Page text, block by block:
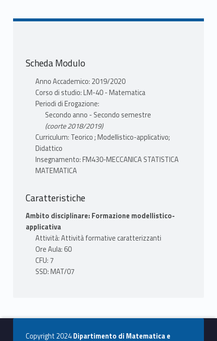
Scheda Modulo
Anno Accademico: 2019/2020
Corso di studio: LM-40 - Matematica
Periodi di Erogazione:
Secondo anno - Secondo semestre
(coorte 2018/2019)
Curriculum: Teorico ; Modellistico-applicativo;
Didattico
Insegnamento: FM430-MECCANICA STATISTICA
MATEMATICA
Caratteristiche
Ambito disciplinare: Formazione modellistico-
applicativa
Attività: Attività formative caratterizzanti
Ore Aula: 60
CFU: 7
SSD: MAT/07
Copyright 2024Dipartimento di Matematica e